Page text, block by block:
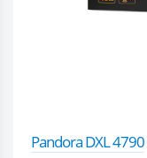
Pandora DXL 4790